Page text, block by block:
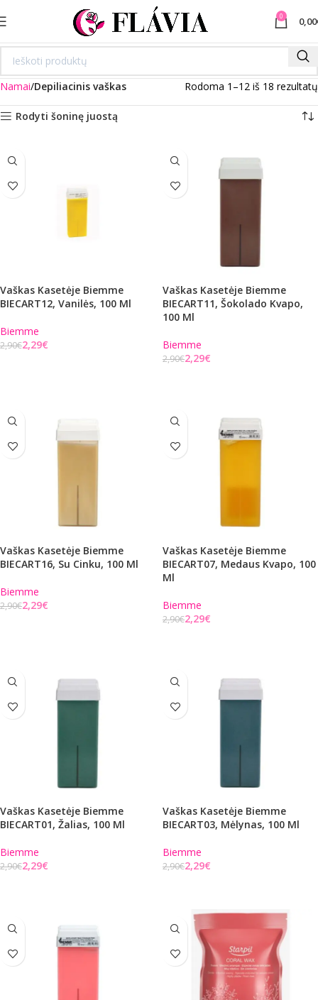
0 0,00
Namai Depiliacinis vaškas Rodoma 1–12 iš 18 rezultatų
Rodyti šoninę juostą
Vaškas Kasetėje Biemme
BIECART12, Vanilės, 100 Ml
Biemme
2,90€2,29€
Vaškas Kasetėje Biemme
BIECART11, Šokolado Kvapo,
100 Ml
Biemme
2,90€2,29€
Vaškas Kasetėje Biemme
BIECART16, Su Cinku, 100 Ml
Biemme
2,90€2,29€
Vaškas Kasetėje Biemme
BIECART07, Medaus Kvapo, 100
Ml
Biemme
2,90€2,29€
Vaškas Kasetėje Biemme
BIECART01, Žalias, 100 Ml
Biemme
2,90€2,29€
Vaškas Kasetėje Biemme
BIECART03, Mėlynas, 100 Ml
Biemme
2,90€2,29€